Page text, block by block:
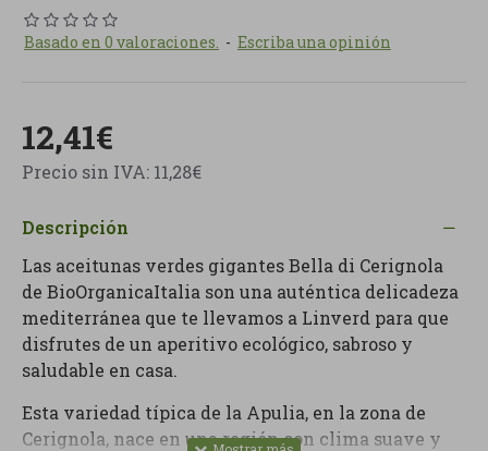
Basado en 0 valoraciones. - Escriba una opinión
12,41€
Precio sin IVA: 11,28€
Descripción
Las aceitunas verdes gigantes Bella di Cerignola
de BioOrganicaItalia son una auténtica delicadeza
mediterránea que te llevamos a Linverd para que
disfrutes de un aperitivo ecológico, sabroso y
saludable en casa.
Esta variedad típica de la Apulia, en la zona de
Cerignola, nace en una región con clima suave y